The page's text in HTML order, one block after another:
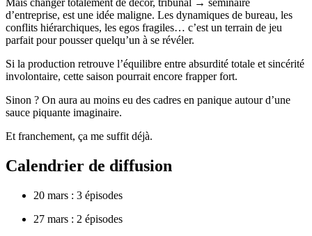
Mais changer totalement de décor, tribunal → séminaire
d’entreprise, est une idée maligne. Les dynamiques de bureau, les
conflits hiérarchiques, les egos fragiles… c’est un terrain de jeu
parfait pour pousser quelqu’un à se révéler.
Si la production retrouve l’équilibre entre absurdité totale et sincérité
involontaire, cette saison pourrait encore frapper fort.
Sinon ? On aura au moins eu des cadres en panique autour d’une
sauce piquante imaginaire.
Et franchement, ça me suffit déjà.
Calendrier de diffusion
20 mars : 3 épisodes
27 mars : 2 épisodes